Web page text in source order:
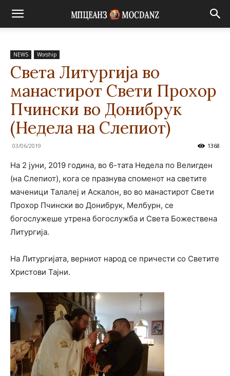
NEWS Worship
Света Литургија во
манастирот Свети Прохор
Пчински во Донибрук
(Недела на Слепиот)
03/06/2019 1368
На 2 јуни, 2019 година, во 6-тата Недела по Велигден
(на Слепиот), кога се празнува споменот на светите
маченици Талалеј и Аскалон, во во манастирот Свети
Прохор Пчински во Донибрук, Мелбурн, се
богослужеше утрена богослужба и Света Божествена
Литургија.
На Литургијата, верниот народ се причести со Светите
Христови Тајни.